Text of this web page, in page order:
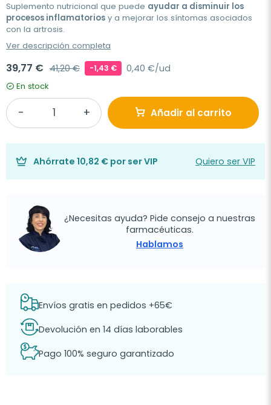
Suplemento nutricional que puede ayudar a disminuir los
procesos inflamatorios y a mejorar los síntomas asociados
con la artrosis.
Ver descripción completa
39,77 € 41,20 € -1,43 € 0,40 €/ud
En stock
Añadir al carrito
Ahórrate 10,82 € por ser VIP Quiero ser VIP
¿Necesitas ayuda? Pide consejo a nuestras
farmacéuticas.
Hablamos
Envíos gratis en pedidos +65€
Devolución en 14 días laborables
Pago 100% seguro garantizado